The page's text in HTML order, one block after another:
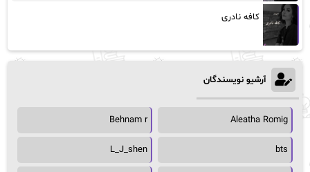
کافه نادری
آرشیو نویسندگان
Aleatha Romig
Behnam r
bts
L_J_shen